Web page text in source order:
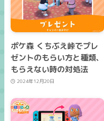
ポケ森 くちぶえ峠でプレ
ゼントのもらい方と種類、
もらえない時の対処法
2024年12月20日